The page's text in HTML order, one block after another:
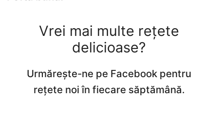
Vrei mai multe rețete
delicioase?
Urmărește-ne pe Facebook pentru
rețete noi în fiecare săptămână.